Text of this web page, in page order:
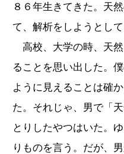
８６年生きてきた。天
て、解析をしようとして
高校、大学の時、天
ることを思い出した。
ように見えることは確
た。それじゃ、男で「
とりしたやつはいた。
りものを言う。だが、